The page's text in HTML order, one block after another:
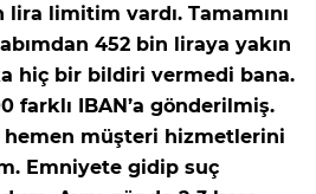
limitim vardı. Tamamını
452 bin liraya yakın
hiç bir bildiri vermedi bana.
farklı IBAN’a gönderilmiş.
hemen müşteri hizmetlerini
Emniyete gidip suç